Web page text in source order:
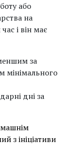
або
на
і він має
за
мінімального
дні за
з ініціативи